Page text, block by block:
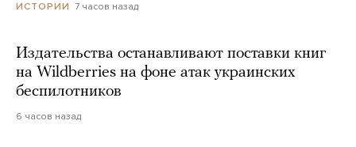
ИСТОРИИ 7 часов назад
Издательства останавливают поставки книг
на Wildberries на фоне атак украинских
беспилотников
6 часов назад